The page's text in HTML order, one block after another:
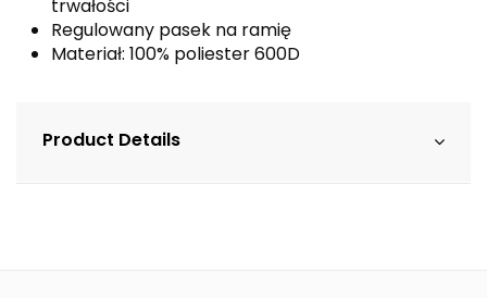
trwałości
Regulowany pasek na ramię
Materiał: 100% poliester 600D
Product Details